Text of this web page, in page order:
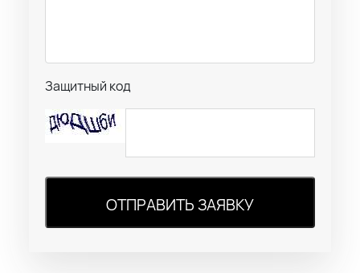
Защитный код
ОТПРАВИТЬ ЗАЯВКУ